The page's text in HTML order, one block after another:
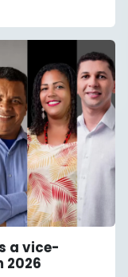
a vice-
2026